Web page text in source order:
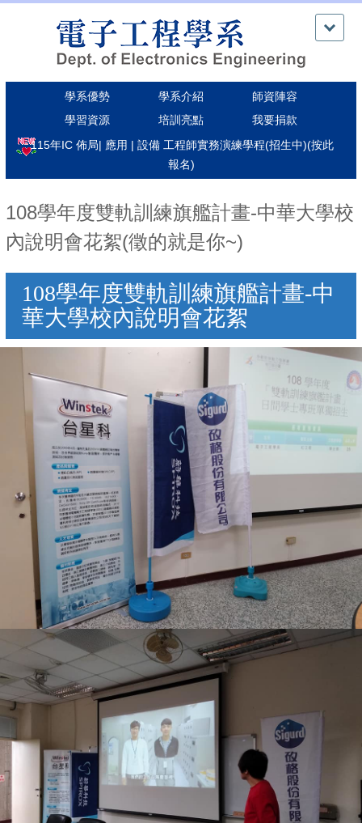
內
學系優勢 學系介紹
師資陣容
學習資源
培訓亮點
我要捐款
115年IC 佈局| 應用 | 設備 工程師實務演練學程(招生中)(按此
報名)
108學年度雙軌訓練旗艦計畫-中華大學校
內說明會花絮(徵的就是你~)
108學年度雙軌訓練旗艦計畫-中
華大學校內說明會花絮